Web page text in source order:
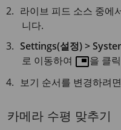
라이브 피드 소스 중에
니다.
Settings(설정) >
로 이동하여
을 클
보기 순서를 변경하려
카메라 수평 맞추기